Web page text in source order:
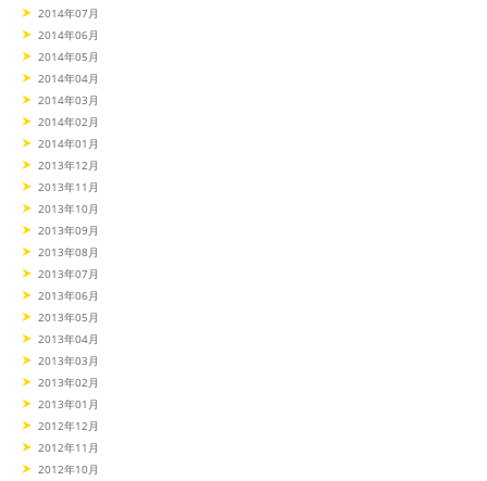
2014年07月
2014年06月
2014年05月
2014年04月
2014年03月
2014年02月
2014年01月
2013年12月
2013年11月
2013年10月
2013年09月
2013年08月
2013年07月
2013年06月
2013年05月
2013年04月
2013年03月
2013年02月
2013年01月
2012年12月
2012年11月
2012年10月